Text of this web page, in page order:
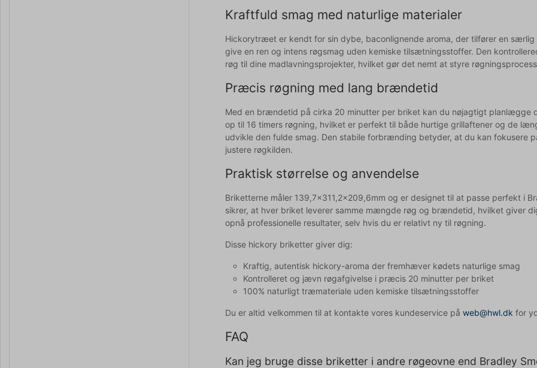
Kraftfuld smag med naturlige materialer
Hickorytræet er kendt for sin dybe, baconlignende aroma, der tilfører en
give en ren og intens røgsmag uden kemiske tilsætningsstoffer. Den
røg til dine madlavningsprojekter, hvilket gør det nemt at styre
Præcis røgning med lang brændetid
Med en brændetid på cirka 20 minutter per briket kan du nøjagtigt planlægge
op til 16 timers røgning, hvilket er perfekt til både hurtige grillaftener og de
udvikle den fulde smag. Den stabile forbrænding betyder, at du kan fokusere
justere røgkilden.
Praktisk størrelse og anvendelse
Briketterne måler 139,7x311,2x209,6mm og er designet til at passe perfekt i
sikrer, at hver briket leverer samme mængde røg og brændetid, hvilket giver
opnå professionelle resultater, selv hvis du er relativt ny til røgning.
Disse hickory briketter giver dig:
Kraftig, autentisk hickory-aroma der fremhæver kødets naturlige smag
Kontrolleret og jævn røgafgivelse i præcis 20 minutter per briket
100% naturligt træmateriale uden kemiske tilsætningsstoffer
Du er altid velkommen til at kontakte vores kundeservice på web@hwl.dk for
FAQ
Kan jeg bruge disse briketter i andre røgeovne end Bradley